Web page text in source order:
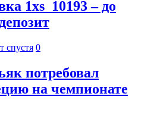
1xs_10193 – до
спустя 0
потребовал
на чемпионате